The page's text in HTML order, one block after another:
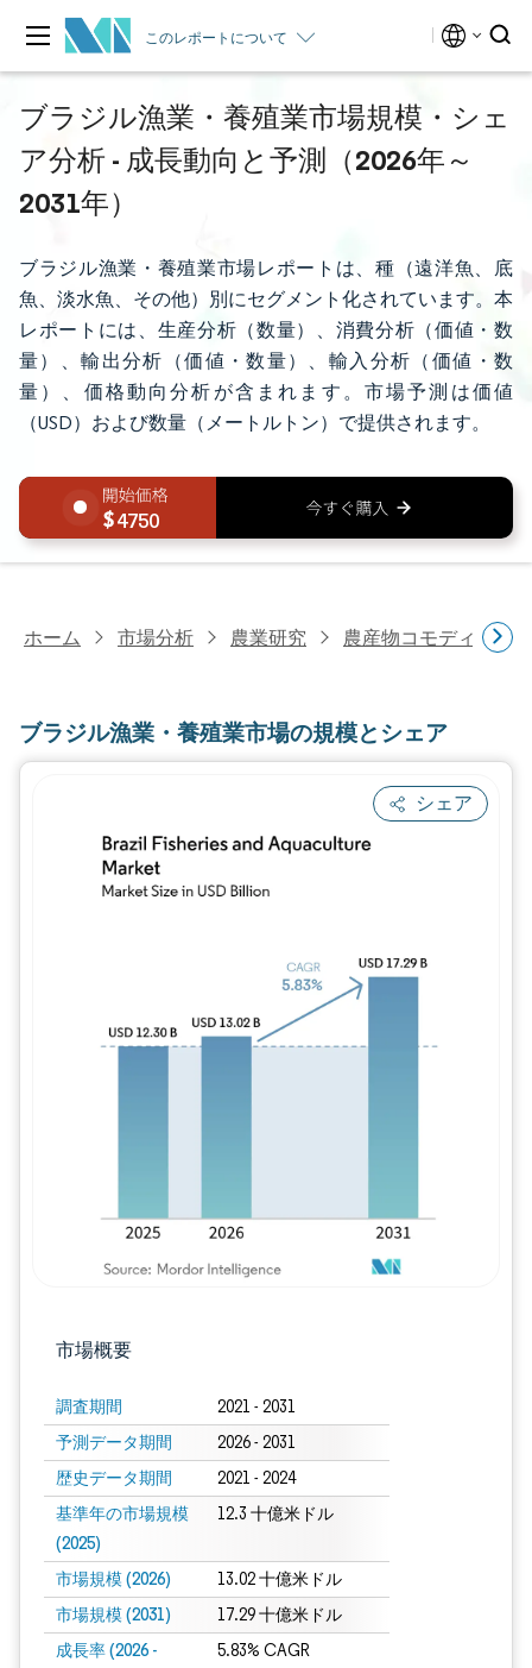
このレポートについて
ブラジル漁業・養殖業市場規模・シェ
ア分析 - 成長動向と予測（2026年～
2031年）
ブラジル漁業・養殖業市場レポートは、種（遠洋魚、底
魚、淡水魚、その他）別にセグメント化されています。本
レポートには、生産分析（数量）、消費分析（価値・数
量）、輸出分析（価値・数量）、輸入分析（価値・数
量）、価格動向分析が含まれます。市場予測は価値
（USD）および数量（メートルトン）で提供されます。
4750
ホーム 市場分析 農業研究 農産物コモディティ
ブラジル漁業・養殖業市場の規模とシェア
シェア
市場概要
調査期間 2021 - 2031
予測データ期間 2026 - 2031
歴史データ期間 2021 - 2024
基準年の市場規模
(2025)
12.3 十億米ドル
市場規模 (2026) 13.02 十億米ドル
市場規模 (2031) 17.29 十億米ドル
成長率 (2026 -
5.83% CAGR